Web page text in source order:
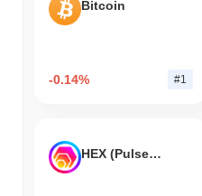
Bitcoin
-0.14% #1
HEX (Pulsechain)